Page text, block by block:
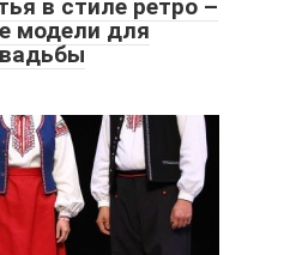
в стиле ретро –
модели для